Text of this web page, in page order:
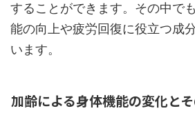
することができます。その中で
能の向上や疲労回復に役立つ成
います。
加齢による身体機能の変化と